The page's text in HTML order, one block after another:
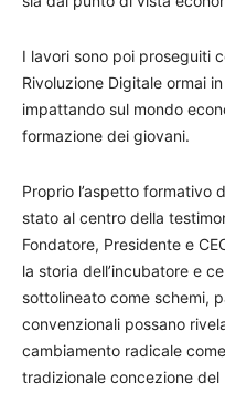
I lavori sono poi proseguiti
Rivoluzione Digitale ormai
impattando sul mondo
formazione dei giovani.
Proprio l’aspetto formativo
stato al centro della
Fondatore, Presidente e
la storia dell’incubatore e
sottolineato come schemi,
convenzionali possano
cambiamento radicale
tradizionale concezione